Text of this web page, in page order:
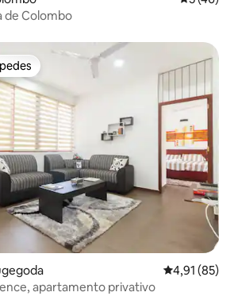
de Colombo
4,91 de uma
4,91 (85)
apartamento privativo